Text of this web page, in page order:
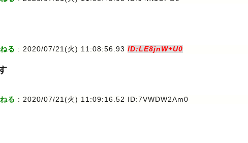
る : 2020/07/21(火) 11:08:56.93 ID:LE8jnW+U0
る : 2020/07/21(火) 11:09:16.52 ID:7VWDW2Am0